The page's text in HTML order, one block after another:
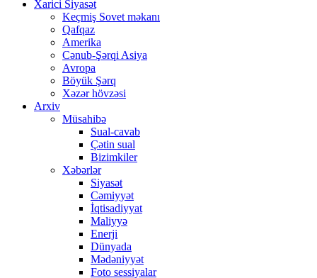
Xarici Siyasət
Keçmiş Sovet məkanı
Qafqaz
Amerika
Cənub-Şərqi Asiya
Avropa
Böyük Şərq
Xəzər hövzəsi
Arxiv
Müsahibə
Sual-cavab
Çətin sual
Bizimkiler
Xəbərlər
Siyasət
Cəmiyyət
İqtisadiyyat
Maliyyə
Enerji
Dünyada
Mədəniyyət
Foto sessiyalar